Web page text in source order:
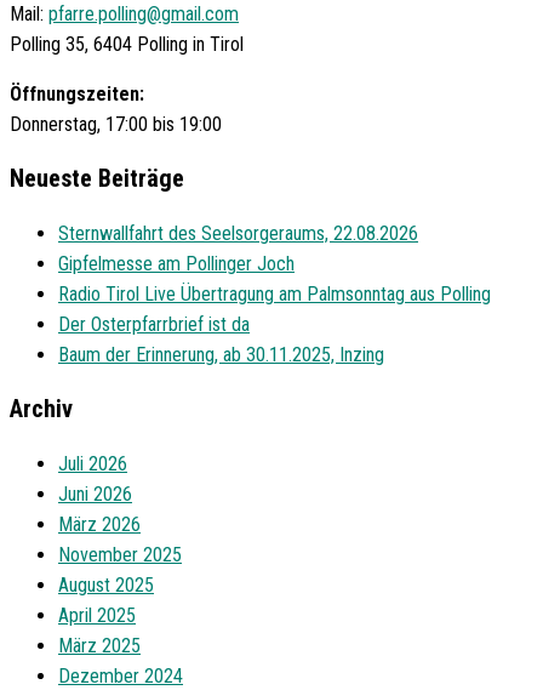
Mail: pfarre.polling@gmail.com
Polling 35, 6404 Polling in Tirol
Öffnungszeiten:
Donnerstag, 17:00 bis 19:00
Neueste Beiträge
Sternwallfahrt des Seelsorgeraums, 22.08.2026
Gipfelmesse am Pollinger Joch
Radio Tirol Live Übertragung am Palmsonntag aus Polling
Der Osterpfarrbrief ist da
Baum der Erinnerung, ab 30.11.2025, Inzing
Archiv
Juli 2026
Juni 2026
März 2026
November 2025
August 2025
April 2025
März 2025
Dezember 2024